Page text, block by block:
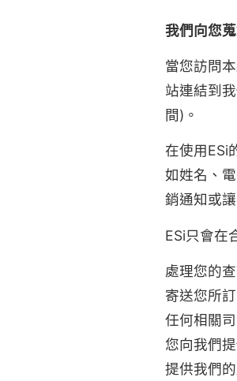
我們向您
當您訪問
站連結到
間)。
在使用ESi
如姓名、
銷通知或
ESi只會在
處理您的
寄送您所
任何相關
您向我們
提供我們